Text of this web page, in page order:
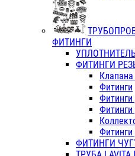
ФИТИНГИ
ФИТИНГИ
Фитинги
Фитинги
ФИТИНГИ